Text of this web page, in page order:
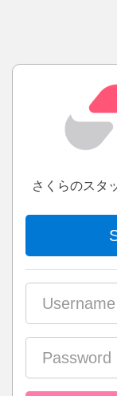
さくらのスタ